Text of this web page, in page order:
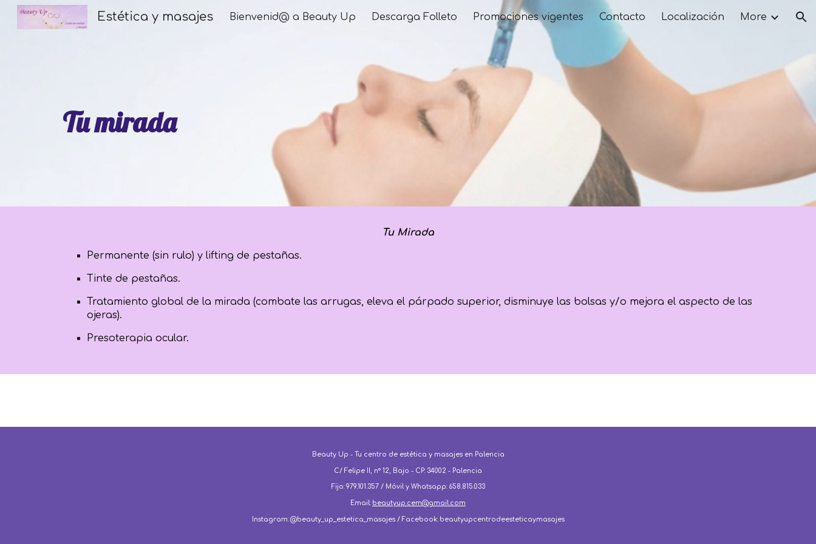
Skip to main content Skip to navigation
Estética y masajes Bienvenid@ a Beauty Up Descarga Folleto Promociones vigentes Contacto Localización More
Tu mirada
Tu Mirada
Permanente (sin rulo) y lifting de pestañas.
Tinte de pestañas.
Tratamiento global de la mirada (combate las arrugas, eleva el párpado superior, disminuye las bolsas y/o mejora el aspecto de las
ojeras).
Presoterapia ocular.
Beauty Up - Tu centro de estética y masajes en Palencia
C/ Felipe II, nº 12, Bajo - CP: 34002 - Palencia
Fijo: 979.101.357 / Móvil y Whatsapp: 658.815.033
Email: beautyup.cem@gmail.com
Instagram: @beauty_up_estetica_masajes / Facebook: beautyupcentrodeesteticaymasajes